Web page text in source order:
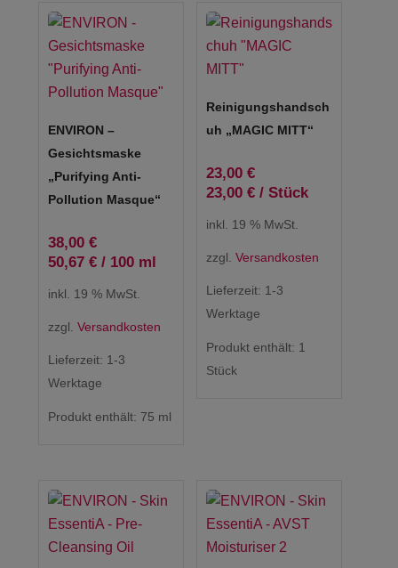
ENVIRON –
Gesichtsmaske
„Purifying Anti-
Pollution Masque“
38,00 €
50,67 €/ 100 ml
inkl. 19 % MwSt.
zzgl. Versandkosten
Lieferzeit: 1-3
Werktage
Produkt enthält: 75 ml
Reinigungshandsch
Uh „MAGIC MITT“
23,00 €
23,00 €/ Stück
inkl. 19 % MwSt.
zzgl. Versandkosten
Lieferzeit: 1-3
Werktage
Produkt enthält: 1
Stück